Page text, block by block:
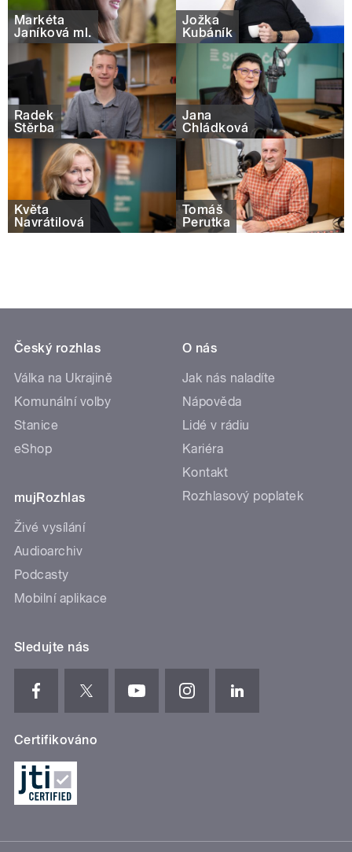
Markéta
Janíková ml.
Jožka
Kubáník
Radek
Štěrba
Jana
Chládková
Květa
Navrátilová
Tomáš
Perutka
Český rozhlas
Válka na Ukrajině
Komunální volby
Stanice
eShop
mujRozhlas
Živé vysílání
Audioarchiv
Podcasty
Mobilní aplikace
O nás
Jak nás naladíte
Nápověda
Lidé v rádiu
Kariéra
Kontakt
Rozhlasový poplatek
Sledujte nás
Certifikováno